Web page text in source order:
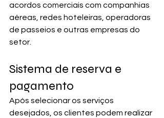
acordos comerciais com companhias
aéreas, redes hoteleiras, operadoras
de passeios e outras empresas do
setor.
Sistema de reserva e
pagamento
Após selecionar os serviços
desejados, os clientes podem realizar